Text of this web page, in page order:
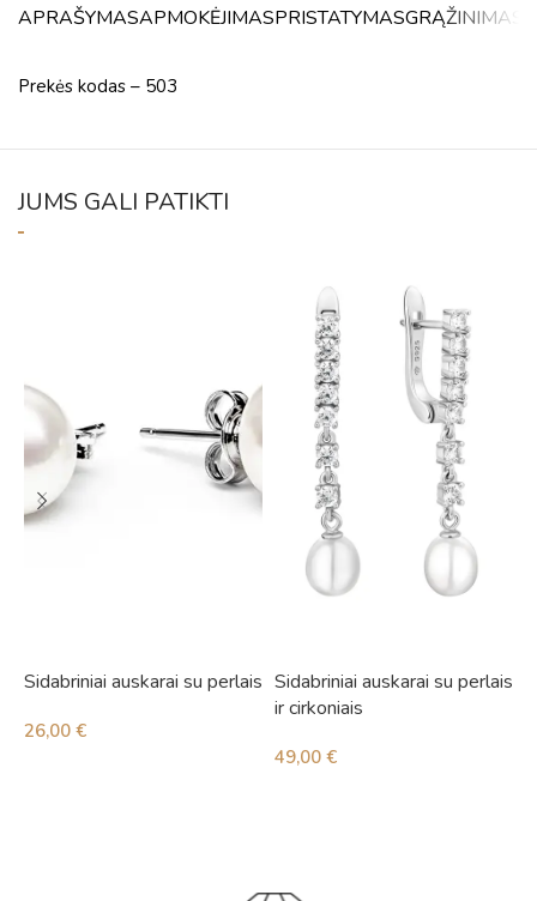
APRAŠYMASAPMOKĖJIMASPRISTATYMASGRĄŽINIMAS
Prekės kodas – 503
JUMS GALI PATIKTI
Sidabriniai auskarai su perlais
26,00 €
Sidabriniai auskarai su perlais
ir cirkoniais
49,00 €